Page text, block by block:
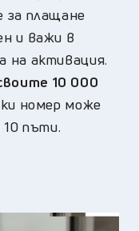
за плащане
и важи в
на активация.
10 000
номер може
10 пъти.